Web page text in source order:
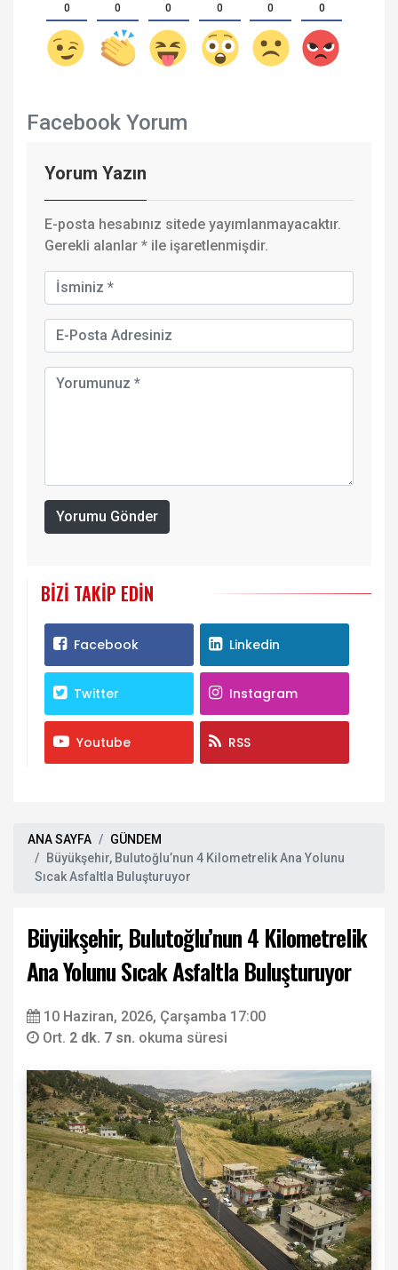
0 0 0 0 0 0
Facebook Yorum
Yorum Yazın
E-posta hesabınız sitede yayımlanmayacaktır.
Gerekli alanlar * ile işaretlenmişdir.
Yorumu Gönder
BIZI TAKIP EDIN
Facebook Linkedin
Twitter Instagram
Youtube RSS
ANA SAYFA
GÜNDEM
Büyükşehir, Bulutoğlu’nun 4 Kilometrelik Ana Yolunu
Sıcak Asfaltla Buluşturuyor
Büyükşehir, Bulutoğlu’nun 4 Kilometrelik
Ana Yolunu Sıcak Asfaltla Buluşturuyor
10 Haziran, 2026, Çarşamba 17:00
Ort. 2 dk. 7 sn. okuma süresi